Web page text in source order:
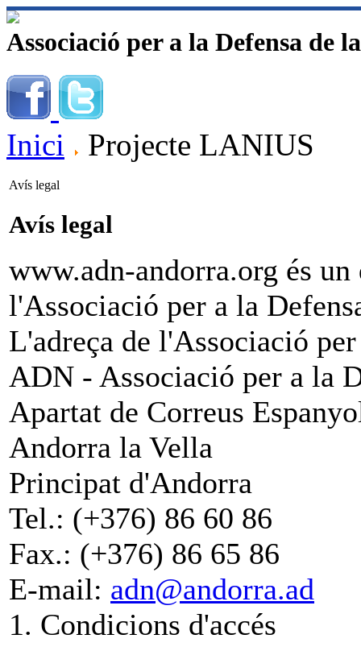
Associació per a la Defensa de
Inici Projecte LANIUS
Avís legal
Avís legal
www.adn-andorra.org és
l'Associació per a la
L'adreça de l'Associació
ADN - Associació per a la
Apartat de Correus
Andorra la Vella
Principat d'Andorra
Tel.: (+376) 86 60 86
Fax.: (+376) 86 65 86
E-mail: adn@andorra.ad
1. Condicions d'accés